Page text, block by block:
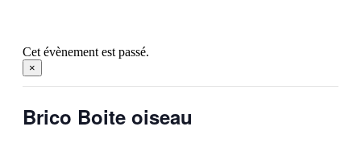
Cet évènement est passé.
×
Brico Boite oiseau